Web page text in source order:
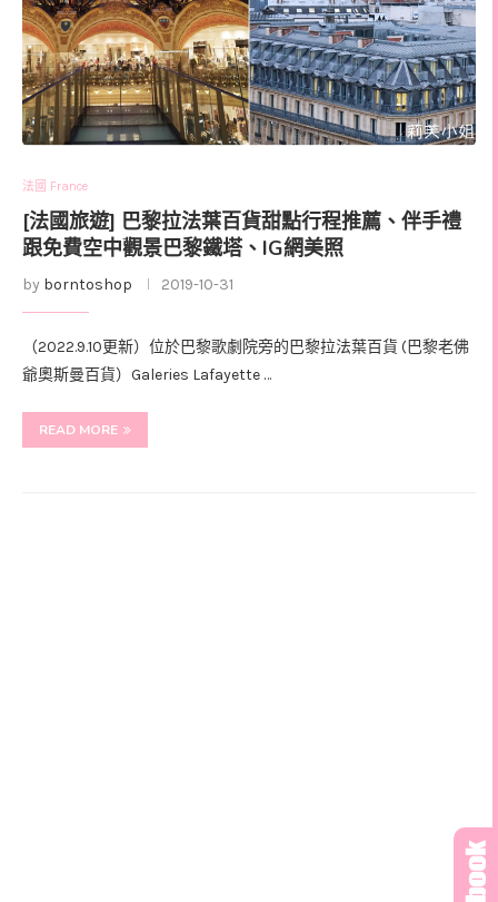
法國 France
[法國旅遊] 巴黎拉法葉百貨甜點行程推薦、伴手禮
跟免費空中觀景巴黎鐵塔、IG網美照
by borntoshop 2019-10-31
（2022.9.10更新）位於巴黎歌劇院旁的巴黎拉法葉百貨 (巴黎老佛
爺奧斯曼百貨）Galeries Lafayette …
READ MORE